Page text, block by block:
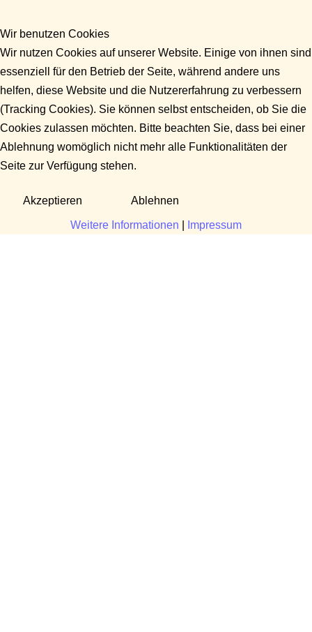
Wir benutzen Cookies
Wir nutzen Cookies auf unserer Website. Einige von ihnen sind
essenziell für den Betrieb der Seite, während andere uns
helfen, diese Website und die Nutzererfahrung zu verbessern
(Tracking Cookies). Sie können selbst entscheiden, ob Sie die
Cookies zulassen möchten. Bitte beachten Sie, dass bei einer
Ablehnung womöglich nicht mehr alle Funktionalitäten der
Seite zur Verfügung stehen.
Akzeptieren Ablehnen
Weitere Informationen Impressum